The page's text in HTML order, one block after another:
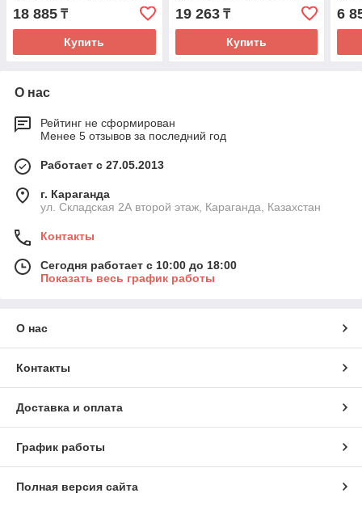
18 885 ₸
Купить
19 263₸
Купить
6
О нас
Рейтинг не сформирован
Менее 5 отзывов за последний год
Работает с 27.05.2013
г. Караганда
ул. Складская 2А второй этаж, Караганда, Казахстан
Контакты
Сегодня работает с 10:00 до 18:00
Показать весь график работы
О нас
Контакты
Доставка и оплата
График работы
Полная версия сайта